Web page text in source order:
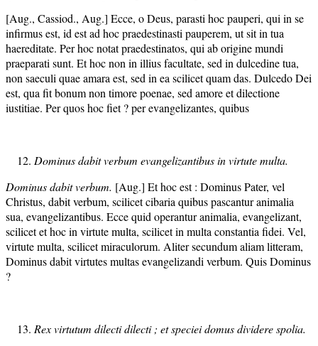
[Aug., Cassiod., Aug.] Ecce, o Deus, parasti hoc pauperi, qui in se
infirmus est, id est ad hoc praedestinasti pauperem, ut sit in tua
haereditate. Per hoc notat praedestinatos, qui ab origine mundi
praeparati sunt. Et hoc non in illius facultate, sed in dulcedine tua,
non saeculi quae amara est, sed in ea scilicet quam das. Dulcedo Dei
est, qua fit bonum non timore poenae, sed amore et dilectione
iustitiae. Per quos hoc fiet ? per evangelizantes, quibus
Dominus dabit verbum evangelizantibus in virtute multa.
Dominus dabit verbum. [Aug.] Et hoc est : Dominus Pater, vel
Christus, dabit verbum, scilicet cibaria quibus pascantur animalia
sua, evangelizantibus. Ecce quid operantur animalia, evangelizant,
scilicet et hoc in virtute multa, scilicet in multa constantia fidei. Vel,
virtute multa, scilicet miraculorum. Aliter secundum aliam litteram,
Dominus dabit virtutes multas evangelizandi verbum. Quis Dominus
?
Rex virtutum dilecti dilecti ; et speciei domus dividere spolia.